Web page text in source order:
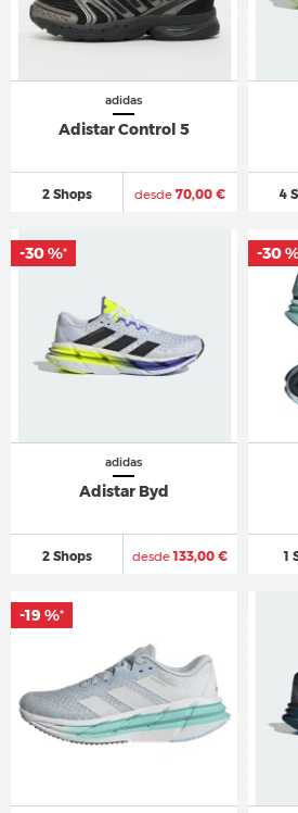
adidas
Adistar Control 5
2 Shops desde 70,00 € 4
adidas
Adistar Byd
2 Shops desde133,00 €
-30 %*
1
-30
-19 %*